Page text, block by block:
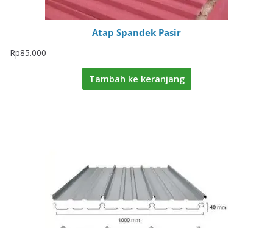
Atap Spandek Pasir
Rp85.000
Tambah ke keranjang